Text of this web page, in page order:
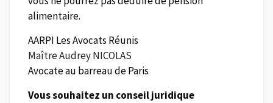
alimentaire.
AARPI Les Avocats Réunis
Maître Audrey NICOLAS
Avocate au barreau de Paris
Vous souhaitez un conseil juridique